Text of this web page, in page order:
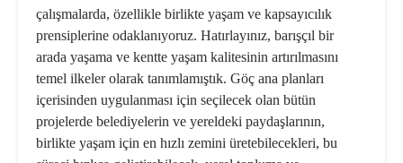
çalışmalarda, özellikle birlikte yaşam ve kapsayıcılık
prensiplerine odaklanıyoruz. Hatırlayınız, barışçıl bir
arada yaşama ve kentte yaşam kalitesinin artırılmasını
temel ilkeler olarak tanımlamıştık. Göç ana planları
içerisinden uygulanması için seçilecek olan bütün
projelerde belediyelerin ve yereldeki paydaşlarının,
birlikte yaşam için en hızlı zemini üretebilecekleri, bu